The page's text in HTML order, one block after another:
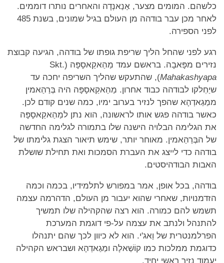
כלשהם. המומים מצער, אַנַאנְדָה והאחרים נותרו דוממים.
לאחר מכן עבר בודהה מן העולם בגיל שמונים, בשנת 485
לפני הספירה.
רגע לפני שהחל הליך שריפת גופתו של בודהה, הגיעה קבוצת
נזירים מפָּאבָה. בראשם עמד מַהַאקַאסָפָּה (Skt.
Mahakashyapa), שהתעקש שהליך השריפה יחכה עד
שיַחְלקו לבודהה כבוד אחרון. מַהַאקַאסָפָּה היה בְּרַהַאמין
ממַגַאדְהָא שהפך לנזיר בערוב ימיו, כמה שנים קודם לכן.
כאשר בודהה פגש אותו לראשונה, הוא נתן למַהַאקַאסָפָּה
את הגלימה הבלויה הישנה שלו בתמורה לגלימה החדשה
של הבְּרַהַאמין. מאוחר יותר, שימש תיאור הצגת גלימתו של
בודהה כדי לייצג את העברת הסמכות ואת תחילת שושלת
האבות הבודהיסטים.
בודהה, בכל אופן, אמר במפורש לתלמידיו, בכמה וכמה
הזדמנויות, שאחרי שהוא יעבור מן העולם, הדהרמה עצמה
תשמש להם כמורה. הוא רצה שהקהילה שלו תמשיך
להתנהל ולנתב את עצמה על-פי דוגמת המערכת
הפרלמנטרית של וַאג'י. הוא לא כיוון לכך שהם יתנהלו
כדוגמת ממלכות כמו קוֹשַׁאלָה ומַגַאדְהָא ושבראש הקהילה
יעמוד נזיר ראשי יחיד.